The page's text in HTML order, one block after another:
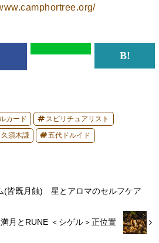
カード スピリチュアリスト
久須木謙 五代ドルイド
(皆既月蝕) 星とアロマのセルフケア
月とRUNE ＜シゲル＞正位置